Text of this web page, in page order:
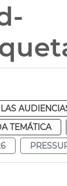
TEMÁTICA